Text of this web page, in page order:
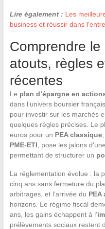
Lire également : Les
business et réussir dans
Comprendre
atouts, règles
récentes
Le plan d’épargne en
dans l’univers boursier
pour investir sur les marchés
quelques règles précises. Le
euros pour un PEA classique
PME-ETI , pose les jalons
permettant de structurer un
La réglementation évolue : la
cinq ans sans fermeture du
arbitrages, et l’arrivée du PEA
horizons. Le régime fiscal
ans, les gains échappent à l’
prélèvements sociaux restent